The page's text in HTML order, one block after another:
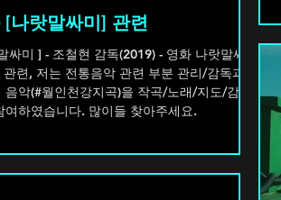
[나랏말싸미] 관련
련, 저는 전통음악 관련 부분 관리/감독과
음악(#월인천강지곡)을 작곡/노래/지도/감독
여하였습니다. 많이들 찾아주세요.